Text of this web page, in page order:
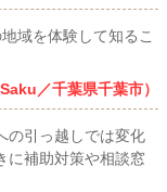
域を体験して知るこ
／千葉県千葉市）
の引っ越しでは変化
に補助対策や相談窓